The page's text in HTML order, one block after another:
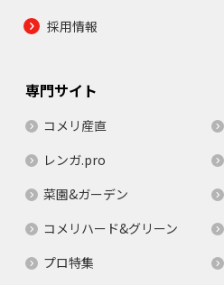
採用情報
専門サイト
コメリ産直
レンガ.pro
菜園&ガーデン
コメリハード&グリーン
プロ特集